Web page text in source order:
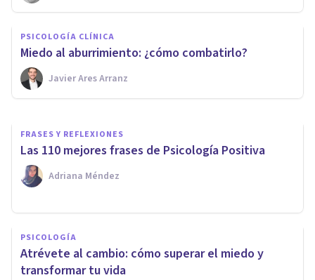
PSICOLOGÍA CLÍNICA
Miedo al aburrimiento: ¿cómo combatirlo?
Javier Ares Arranz
PSICOLOGÍA
La Psicología de la
Procrastinación
Regina López Riego
FRASES Y REFLEXIONES
Las 110 mejores frases de Psicología Positiva
Adriana Méndez
PSICOLOGÍA
Atrévete al cambio: cómo superar el miedo y
transformar tu vida